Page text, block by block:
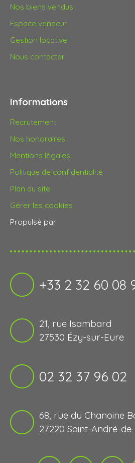
Nos biens vendus
Espace vendeur
Gestion locative
Nous contacter
Informations
Recrutement
Nos honoraires
Mentions légales
Politique de confidentialité
Plan du site
Gérer les cookies
Propulsé par
+33 2 32 60 08
21, rue Isambard
27530 Ézy-sur-Eure
02 32 37 96 02
68, rue du Chanoine
27220 Saint-André-